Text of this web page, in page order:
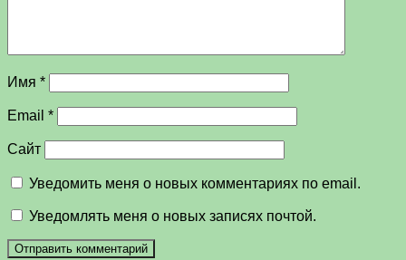
Имя *
Email *
Сайт
Уведомить меня о новых комментариях по email.
Уведомлять меня о новых записях почтой.